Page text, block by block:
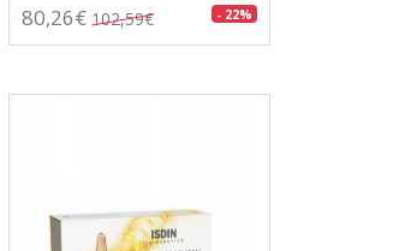
80,26€ 102,59€ - 22%